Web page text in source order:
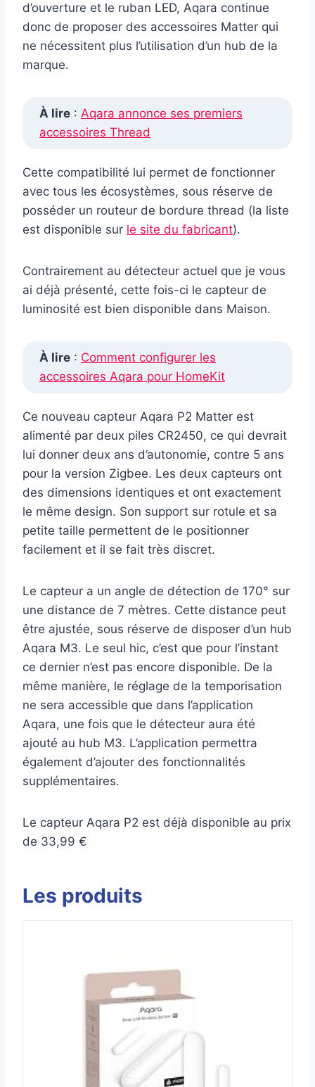
d’ouverture et le ruban LED, Aqara continue
donc de proposer des accessoires Matter qui
ne nécessitent plus l’utilisation d’un hub de la
marque.
À lire : Aqara annonce ses premiers
accessoires Thread
Cette compatibilité lui permet de fonctionner
avec tous les écosystèmes, sous réserve de
posséder un routeur de bordure thread (la liste
est disponible sur le site du fabricant).
Contrairement au détecteur actuel que je vous
ai déjà présenté, cette fois-ci le capteur de
luminosité est bien disponible dans Maison.
À lire : Comment configurer les
accessoires Aqara pour HomeKit
Ce nouveau capteur Aqara P2 Matter est
alimenté par deux piles CR2450, ce qui devrait
lui donner deux ans d’autonomie, contre 5 ans
pour la version Zigbee. Les deux capteurs ont
des dimensions identiques et ont exactement
le même design. Son support sur rotule et sa
petite taille permettent de le positionner
facilement et il se fait très discret.
Le capteur a un angle de détection de 170° sur
une distance de 7 mètres. Cette distance peut
être ajustée, sous réserve de disposer d’un hub
Aqara M3. Le seul hic, c’est que pour l’instant
ce dernier n’est pas encore disponible. De la
même manière, le réglage de la temporisation
ne sera accessible que dans l’application
Aqara, une fois que le détecteur aura été
ajouté au hub M3. L’application permettra
également d’ajouter des fonctionnalités
supplémentaires.
Le capteur Aqara P2 est déjà disponible au prix
de 33,99 €
Les produits